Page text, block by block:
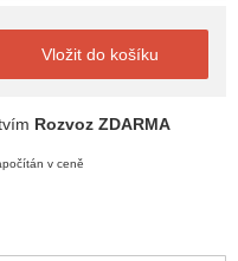
Vložit do košíku
Rozvoz ZDARMA
v ceně